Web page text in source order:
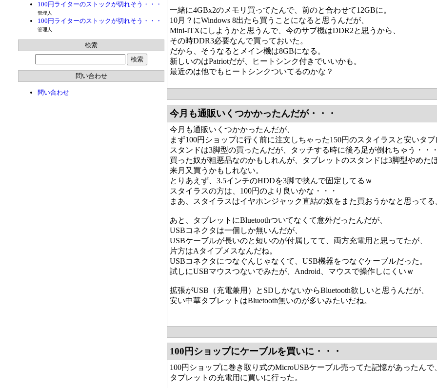
100円ライターのストックが切れそう・・・
管理人
100円ライターのストックが切れそう・・・
管理人
検索
問い合わせ
問い合わせ
一緒に4GBx2のメモリ買ってたんで、前のと合わせて12GBに。
10月？にWindows 8出たら買うことになると思うんだが、
Mini-ITXにしようかと思うんで、今のサブ機はDDR2と思うから、
その時DDR3必要なんで買っておいた。
だから、そうなるとメイン機は8GBになる。
新しいのはPatriotだが、ヒートシンク付きでいいかも。
最近のは他でもヒートシンクついてるのかな？
今月も通販いくつかかったんだが・・・
今月も通販いくつかかったんだが、
まず100円ショップに行く前に注文しちゃった150円のスタイラスと安いタ
スタンドは3脚型の買ったんだが、タッチする時に後ろ足が倒れちゃう・・・
買った奴が粗悪品なのかもしれんが、タブレットのスタンドは3脚型やめた
来月又買うかもしれない。
とりあえず、3.5インチのHDDを3脚で挟んで固定してるｗ
スタイラスの方は、100円のより良いかな・・・
まあ、スタイラスはイヤホンジャック直結の奴をまた買おうかなと思ってる
あと、タブレットにBluetoothついてなくて意外だったんだが、
USBコネクタは一個しか無いんだが、
USBケーブルが長いのと短いのが付属してて、両方充電用と思ってたが、
片方はAタイプメスなんだね。
USBコネクタにつなぐんじゃなくて、USB機器をつなぐケーブルだった。
試しにUSBマウスつないでみたが、Android、マウスで操作しにくいｗ
拡張がUSB（充電兼用）とSDしかないからBluetooth欲しいと思うんだが、
安い中華タブレットはBluetooth無いのが多いみたいだね。
100円ショップにケーブルを買いに・・・
100円ショップに巻き取り式のMicroUSBケーブル売ってた記憶があったんで
タブレットの充電用に買いに行った。